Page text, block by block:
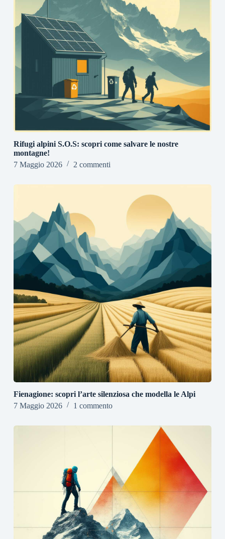
Rifugi alpini S.O.S: scopri come salvare le nostre
montagne!
7 Maggio 2026
2 commenti
Fienagione: scopri l’arte silenziosa che modella le Alpi
7 Maggio 2026
1 commento